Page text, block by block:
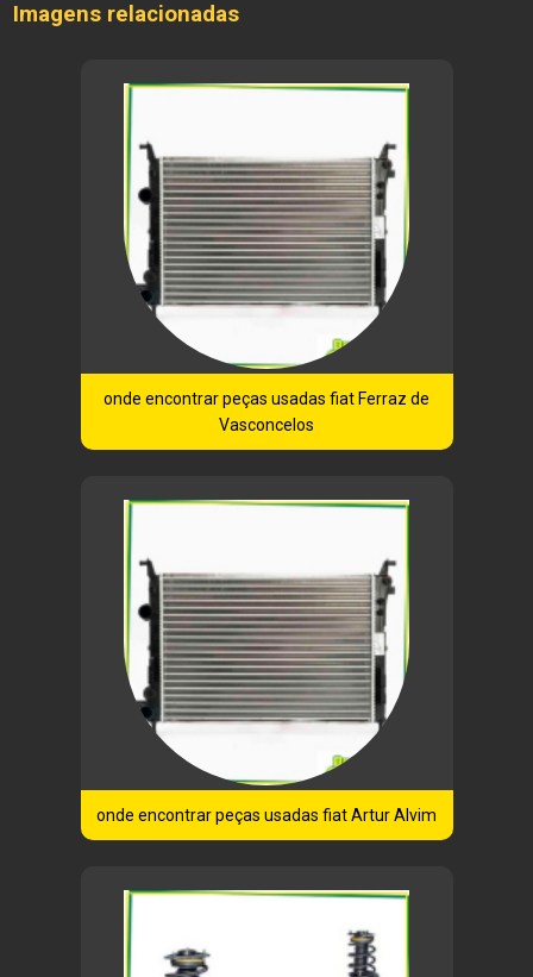
Imagens relacionadas
onde encontrar peças usadas fiat Ferraz de
Vasconcelos
onde encontrar peças usadas fiat Artur Alvim